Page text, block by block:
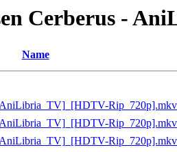
Cerberus -
Name
Rip_720p].mkv
Rip_720p].mkv
Rip_720p].mkv